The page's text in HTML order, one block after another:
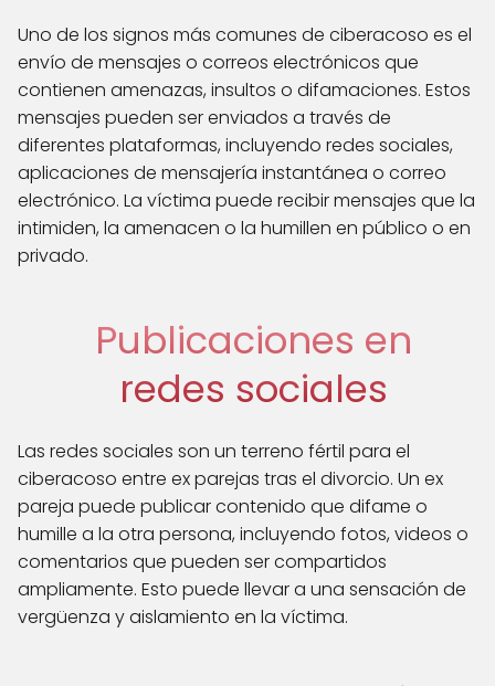
Uno de los signos más comunes de ciberacoso es el
envío de mensajes o correos electrónicos que
contienen amenazas, insultos o difamaciones. Estos
mensajes pueden ser enviados a través de
diferentes plataformas, incluyendo redes sociales,
aplicaciones de mensajería instantánea o correo
electrónico. La víctima puede recibir mensajes que la
intimiden, la amenacen o la humillen en público o en
privado.
Publicaciones en
redes sociales
Las redes sociales son un terreno fértil para el
ciberacoso entre ex parejas tras el divorcio. Un ex
pareja puede publicar contenido que difame o
humille a la otra persona, incluyendo fotos, videos o
comentarios que pueden ser compartidos
ampliamente. Esto puede llevar a una sensación de
vergüenza y aislamiento en la víctima.